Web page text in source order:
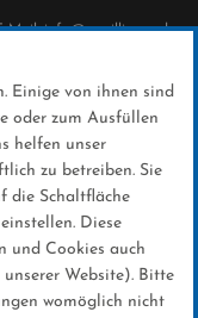
Mail: info@sc-willingen.de
Einige von ihnen sind
oder zum Ausfüllen
helfen unser
zu betreiben. Sie
die Schaltfläche
Diese
und Cookies auch
Website). Bitte
womöglich nicht